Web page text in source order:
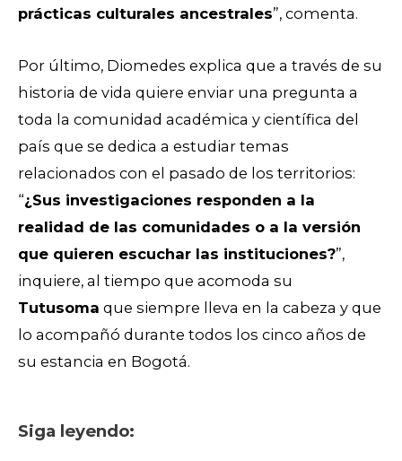
prácticas culturales ancestrales”, comenta.
Por último, Diomedes explica que a través de su
historia de vida quiere enviar una pregunta a
toda la comunidad académica y científica del
país que se dedica a estudiar temas
relacionados con el pasado de los territorios:
“¿Sus investigaciones responden a la
realidad de las comunidades o a la versión
que quieren escuchar las instituciones?”,
inquiere, al tiempo que acomoda su
Tutusoma que siempre lleva en la cabeza y que
lo acompañó durante todos los cinco años de
su estancia en Bogotá.
Siga leyendo: